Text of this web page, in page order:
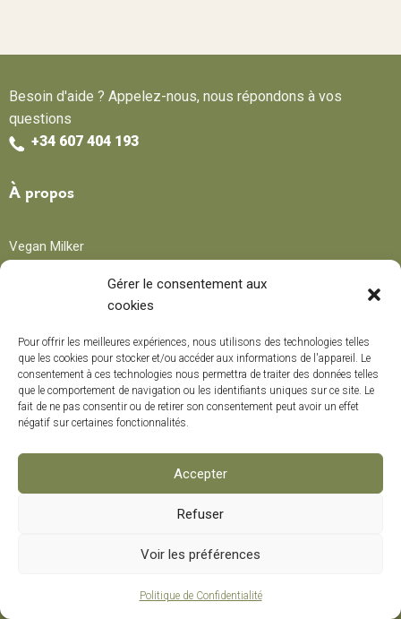
Gérer le consentement aux
cookies
Pour offrir les meilleures expériences, nous utilisons des technologies telles
que les cookies pour stocker et/ou accéder aux informations de l'appareil. Le
consentement à ces technologies nous permettra de traiter des données telles
que le comportement de navigation ou les identifiants uniques sur ce site. Le
fait de ne pas consentir ou de retirer son consentement peut avoir un effet
négatif sur certaines fonctionnalités.
Accepter
Refuser
Voir les préférences
Politique de Confidentialité
Besoin d'aide ? Appelez-nous, nous répondons à vos
questions
+34 607 404 193
À propos
Vegan Milker
Produit
Concevez votre Vegan Milker